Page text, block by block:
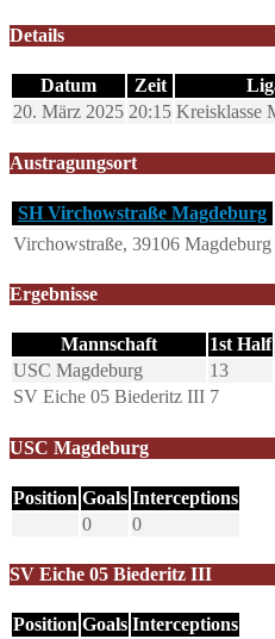
Details
Datum Zeit
20. März 2025 20:15 Kreisklasse
Austragungsort
SH Virchowstraße Magdeburg
Virchowstraße, 39106 Magdeburg
Ergebnisse
Mannschaft 1st Half
USC Magdeburg
13
SV Eiche 05 Biederitz III 7
USC Magdeburg
Position Goals Interceptions
0
0
SV Eiche 05 Biederitz III
Position Goals Interceptions